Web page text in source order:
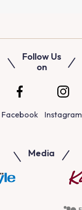
Follow Us
on
Facebook Instagram
Media